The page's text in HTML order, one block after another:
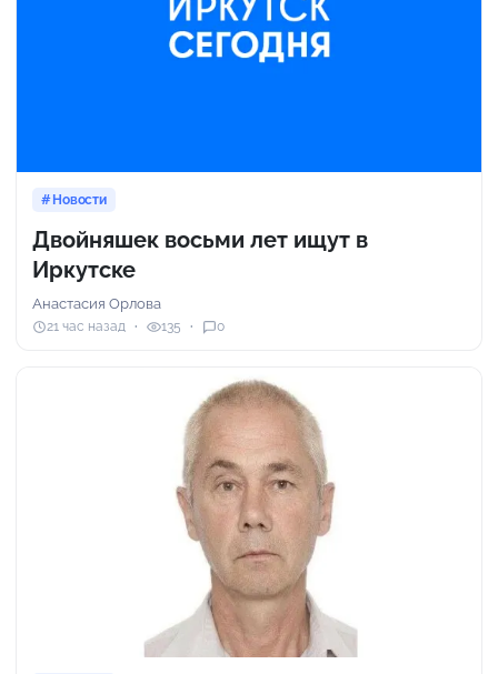
Новости
Двойняшек восьми лет ищут в
Иркутске
Анастасия Орлова
21 час назад 135 0